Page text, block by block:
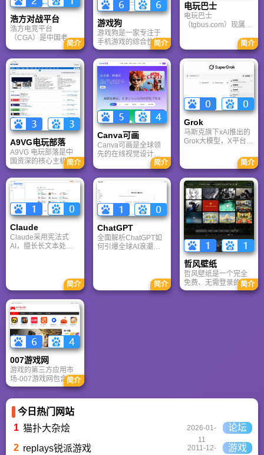
浩方对战平台
浩方电竞平台
（CGA）是中国老牌
游戏联机平台，提供
CS、War3、星际争霸
等经典游戏的稳定联
机服务。重温DOTA1
的激情岁月，找回当
年的战友。同时提供
最新CGA电竞赛事资
讯及热门页游入口，
致敬中国电竞的黄金
时代。
简介
游戏狗
游戏狗是一家专注于
手机游戏的综合性门
户网站。它致力于为
手游玩家提供最新、
最全的游戏资讯、攻
略、评测及视频等内
容，是国内较早一批
专注于移动游戏领域
的垂直媒体。
简介
电玩巴士
电玩巴士
（tgbus.com）现属于
注于解决游戏用户需
求的综合性游戏门户
网站，电玩巴士是一
个全面的综合性游戏
门户，专注于为全球
玩家提供主机、PC及
移动端游戏的全方位
资讯。
简介
A9VG电玩部落
A9VG 电玩部落是中
国资深的核心主机游
戏玩家社区。网站以
论坛为核心，提供全
面的主机游戏资讯、
攻略和资料库，覆盖
PlayStation、Xbox、
Switch 等全平台。凭
借其深厚的历史积淀
和活跃的用户群体，
A9VG 成为硬核玩家
交流心得、分享攻略
简介
Canva可画
Canva可画是全球领
先的在线视觉设计平
台，内置AI“魔力工作
室”，提供海量正版模
板与素材。无论是自
媒体封面、企业海报
还是PPT，零基础用
户也能轻松实现专业
级创作，让设计触手
可及。
简介
Grok
马斯克旗下xAI推出的
Grok大模型，X平台实
体协作的核心优势。
针对其中文能力、隐
私安全及幻觉问题等
高频疑问进行客观解
答，提供AI选型参
考。
简介
Claude
Claude采用宪法式
AI，擅长长文本处理
快速迭代上占优。两
者定位不同，各有千
秋。
简介
ChatGPT‌
全面解析ChatGPT如
何引爆全球AI浪潮！
看懂大语言模型如何
重塑未来。
简介
哲风壁纸
哲风壁纸是一个完全
免费、无需登录的高
清壁纸下载网站。提
简介
007游戏网
游戏的第三方应用市
场-007游戏网包含安
卓（Android）和苹果
（iOS）系统的手机应
用、游戏以及电脑软
件的下载服务，还有
精心推荐的应用排行
榜,搭配极佳的下载体
得信赖的应用商店。
简介
今日热门网站
1 猫扑大杂烩
2026-01-
11
论坛
2 replays锐派游戏
2011-12-
游戏